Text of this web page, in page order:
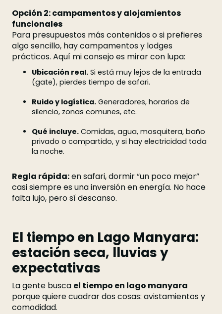
Opción 2: campamentos y alojamientos
funcionales
Para presupuestos más contenidos o si prefieres
algo sencillo, hay campamentos y lodges
prácticos. Aquí mi consejo es mirar con lupa:
Ubicación real. Si está muy lejos de la entrada
(gate), pierdes tiempo de safari.
Ruido y logística. Generadores, horarios de
silencio, zonas comunes, etc.
Qué incluye. Comidas, agua, mosquitera, baño
privado o compartido, y si hay electricidad toda
la noche.
Regla rápida:en safari, dormir “un poco mejor”
casi siempre es una inversión en energía. No hace
falta lujo, pero sí descanso.
El tiempo en Lago Manyara:
estación seca, lluvias y
expectativas
La gente busca el tiempo en lago manyara
porque quiere cuadrar dos cosas: avistamientos y
comodidad.